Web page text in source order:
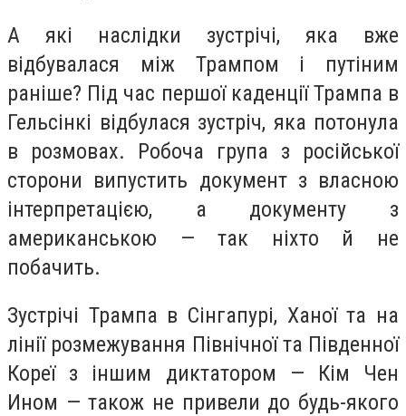
А які наслідки зустрічі, яка вже
відбувалася між Трампом і путіним
раніше? Під час першої каденції Трампа в
Гельсінкі відбулася зустріч, яка потонула
в розмовах. Робоча група з російської
сторони випустить документ з власною
інтерпретацією, а документу з
американською — так ніхто й не
побачить.
Зустрічі Трампа в Сінгапурі, Ханої та на
лінії розмежування Північної та Південної
Кореї з іншим диктатором — Кім Чен
Ином — також не привели до будь-якого